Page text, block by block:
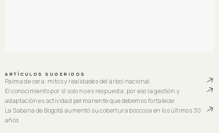
ARTÍCULOS SUGERIDOS
Palma de cera: mitos y realidades del árbol nacional
El conocimiento por sí solo no es respuesta, por eso la gestión y
adaptación es actividad permanente que debemos fortalecer
La Sabana de Bogotá aumentó su cobertura boscosa en los últimos 30
años